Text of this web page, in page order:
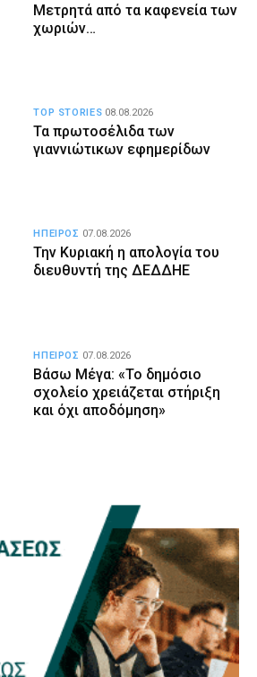
Μετρητά από τα καφενεία των
χωριών…
Τα πρωτοσέλιδα των
γιαννιώτικων εφημερίδων
TOP STORIES 08.08.2026
Την Κυριακή η απολογία του
διευθυντή της ΔΕΔΔΗΕ
ΗΠΕΙΡΟΣ 07.08.2026
Βάσω Μέγα: «Το δημόσιο
σχολείο χρειάζεται στήριξη
και όχι αποδόμηση»
ΗΠΕΙΡΟΣ 07.08.2026